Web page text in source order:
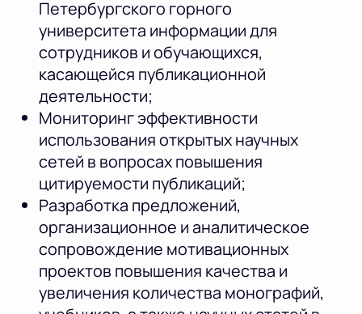
Петербургского горного
университета информации для
сотрудников и обучающихся,
касающейся публикационной
деятельности;
Мониторинг эффективности
использования открытых научных
сетей в вопросах повышения
цитируемости публикаций;
Разработка предложений,
организационное и аналитическое
сопровождение мотивационных
проектов повышения качества и
увеличения количества монографий,